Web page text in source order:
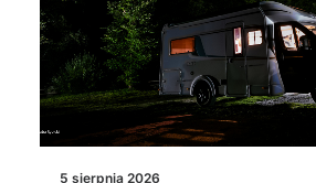
5 sierpnia 2026